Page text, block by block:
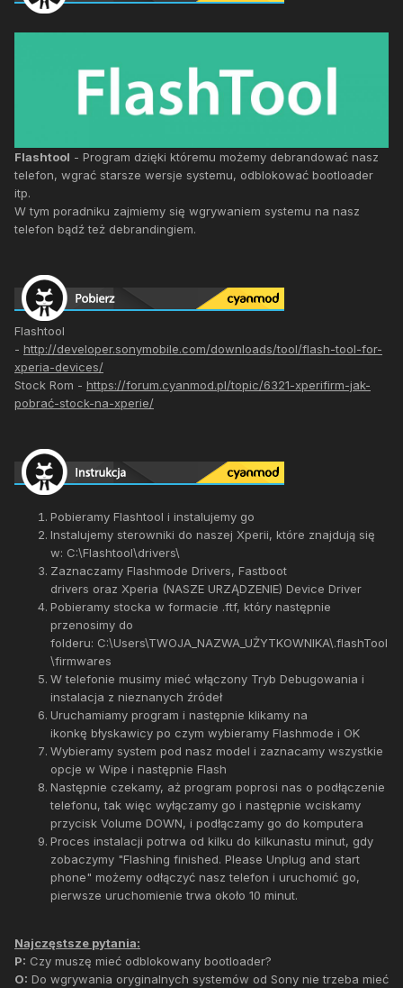
Flashtool - Program dzięki któremu możemy debrandować nasz
telefon, wgrać starsze wersje systemu, odblokować bootloader
itp.
W tym poradniku zajmiemy się wgrywaniem systemu na nasz
telefon bądź też debrandingiem.
Flashtool
- http://developer.sonymobile.com/downloads/tool/flash-tool-for-
xperia-devices/
Stock Rom - https://forum.cyanmod.pl/topic/6321-xperifirm-jak-
pobrać-stock-na-xperie/
Pobieramy Flashtool i instalujemy go
Instalujemy sterowniki do naszej Xperii, które znajdują się
w: C:\Flashtool\drivers\
Zaznaczamy Flashmode Drivers, Fastboot
drivers oraz Xperia (NASZE URZĄDZENIE) Device Driver
Pobieramy stocka w formacie .ftf, który następnie
przenosimy do
folderu: C:\Users\TWOJA_NAZWA_UŻYTKOWNIKA\.flashTool
\firmwares
W telefonie musimy mieć włączony Tryb Debugowania i
instalacja z nieznanych źródeł
Uruchamiamy program i następnie klikamy na
ikonkę błyskawicy po czym wybieramy Flashmode i OK
Wybieramy system pod nasz model i zaznacamy wszystkie
opcje w Wipe i następnie Flash
Następnie czekamy, aż program poprosi nas o podłączenie
telefonu, tak więc wyłączamy go i następnie wciskamy
przycisk Volume DOWN, i podłączamy go do komputera
Proces instalacji potrwa od kilku do kilkunastu minut, gdy
zobaczymy "Flashing finished. Please Unplug and start
phone" możemy odłączyć nasz telefon i uruchomić go,
pierwsze uruchomienie trwa około 10 minut.
Najczęstsze pytania:
P: Czy muszę mieć odblokowany bootloader?
O: Do wgrywania oryginalnych systemów od Sony nie trzeba mieć